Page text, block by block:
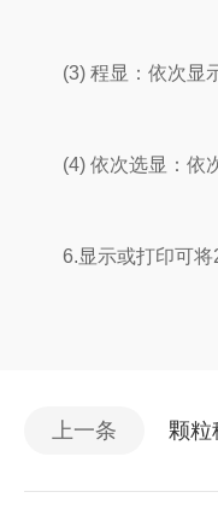
(3) 程显：依次显示
(4) 依次选显：依次
6.显示或打印可将
上一条 颗粒